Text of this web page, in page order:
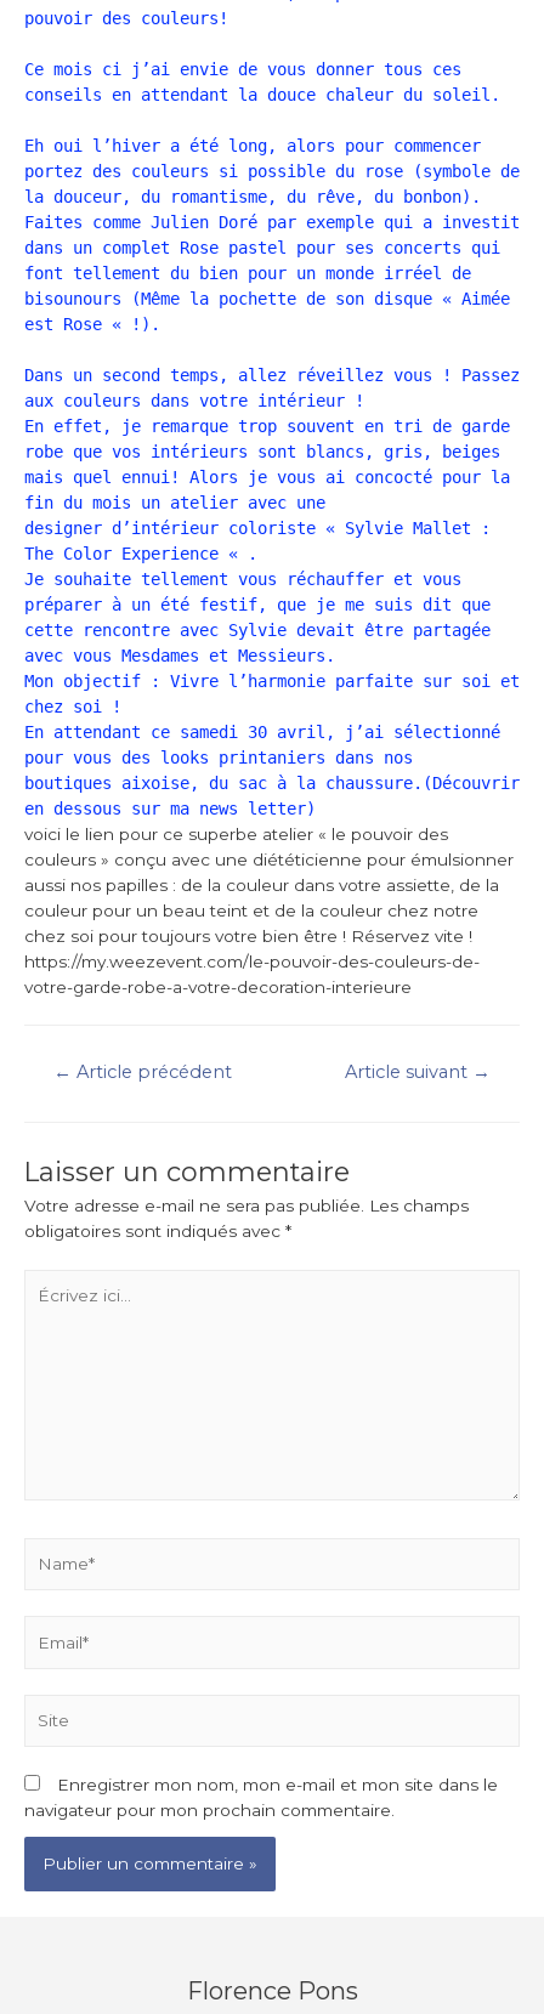
pouvoir des couleurs!
Ce mois ci j’ai envie de vous donner tous ces
conseils en attendant la douce chaleur du soleil.
Eh oui l’hiver a été long, alors pour commencer
portez des couleurs si possible du rose (symbole de
la douceur, du romantisme, du rêve, du bonbon).
Faites comme Julien Doré par exemple qui a investit
dans un complet Rose pastel pour ses concerts qui
font tellement du bien pour un monde irréel de
bisounours (Même la pochette de son disque « Aimée
est Rose « !).
Dans un second temps, allez réveillez vous ! Passez
aux couleurs dans votre intérieur !
En effet, je remarque trop souvent en tri de garde
robe que vos intérieurs sont blancs, gris, beiges
mais quel ennui! Alors je vous ai concocté pour la
fin du mois un atelier avec une
designer d’intérieur coloriste « Sylvie Mallet :
The Color Experience « .
Je souhaite tellement vous réchauffer et vous
préparer à un été festif, que je me suis dit que
cette rencontre avec Sylvie devait être partagée
avec vous Mesdames et Messieurs.
Mon objectif : Vivre l’harmonie parfaite sur soi et
chez soi !
En attendant ce samedi 30 avril, j’ai sélectionné
pour vous des looks printaniers dans nos
boutiques aixoise, du sac à la chaussure.(Découvrir
en dessous sur ma news letter)
voici le lien pour ce superbe atelier « le pouvoir des
couleurs » conçu avec une diététicienne pour émulsionner
aussi nos papilles : de la couleur dans votre assiette, de la
couleur pour un beau teint et de la couleur chez notre
chez soi pour toujours votre bien être ! Réservez vite !
https://my.weezevent.com/le-pouvoir-des-couleurs-de-
votre-garde-robe-a-votre-decoration-interieure
← Article précédent Article suivant →
Laisser un commentaire
Votre adresse e-mail ne sera pas publiée. Les champs
obligatoires sont indiqués avec *
Enregistrer mon nom, mon e-mail et mon site dans le
navigateur pour mon prochain commentaire.
Florence Pons